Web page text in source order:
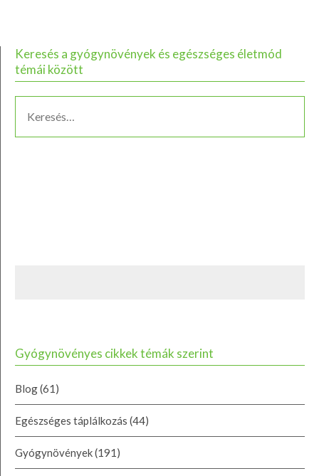
Keresés a gyógynövények és egészséges életmód
témái között
Gyógynövényes cikkek témák szerint
Blog(61)
Egészséges táplálkozás (44)
Gyógynövények(191)